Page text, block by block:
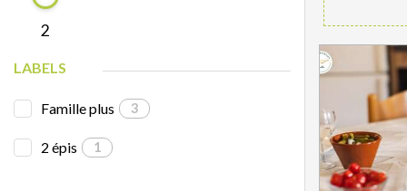
2
LABELS
Famille plus 3
2 épis 1